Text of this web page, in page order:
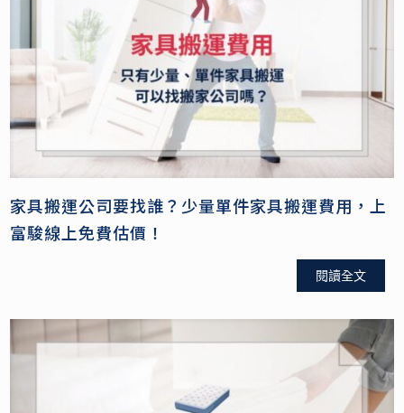
家具搬運公司要找誰？少量單件家具搬運費用，上
富駿線上免費估價！
閱讀全文